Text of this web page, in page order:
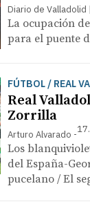
Diario de Valladolid
La ocupación
para el puente
FÚTBOL / REAL
Real
Zorrilla
Arturo Alvarado
Los
del España-
pucelano / El